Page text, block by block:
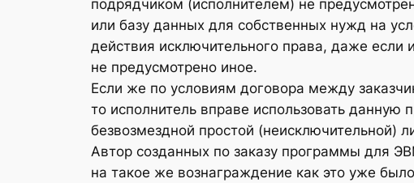
подрядчиком (исполнителем) не
или базу данных для собственных нужд на
действия исключительного права, даже если
не предусмотрено иное.
Если же по условиям договора между
то исполнитель вправе использовать
безвозмездной простой (неисключительной)
Автор созданных по заказу программы для
на такое же вознаграждение как это уже